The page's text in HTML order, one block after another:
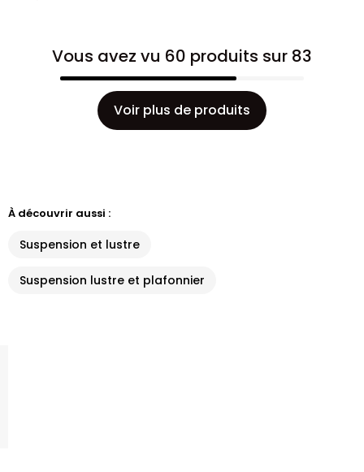
Vous avez vu 60 produits sur 83
Voir plus de produits
À découvrir aussi :
Suspension et lustre
Suspension lustre et plafonnier